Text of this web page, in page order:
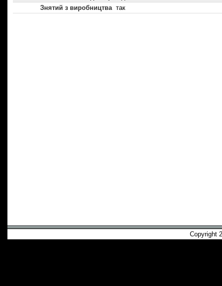
Знятий з виробництва так
Copyright